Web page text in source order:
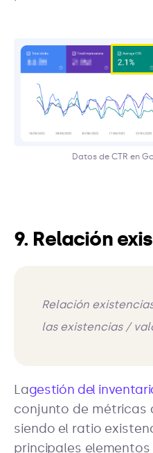
Datos de CTR en
9. Relación
Relación
las existencias /
Lagestión del
conjunto de métricas
siendo el ratio
principales